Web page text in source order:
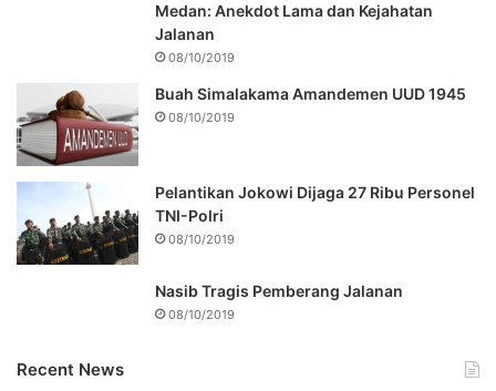
Medan: Anekdot Lama dan Kejahatan
Jalanan
08/10/2019
Buah Simalakama Amandemen UUD 1945
08/10/2019
Pelantikan Jokowi Dijaga 27 Ribu Personel
TNI-Polri
08/10/2019
Nasib Tragis Pemberang Jalanan
08/10/2019
Recent News